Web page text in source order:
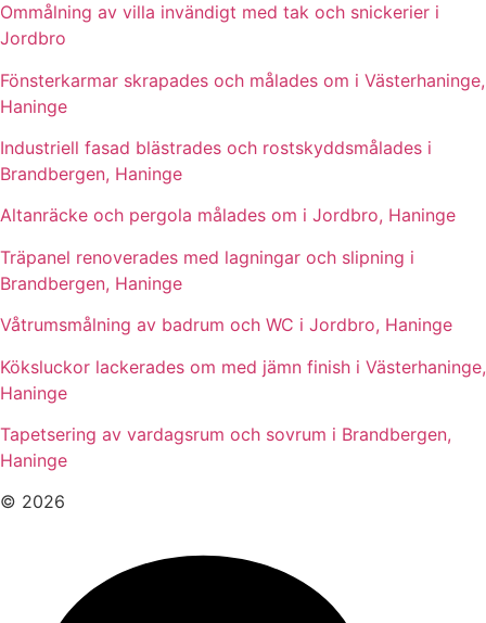
Ommålning av villa invändigt med tak och snickerier i
Jordbro
Fönsterkarmar skrapades och målades om i Västerhaninge,
Haninge
Industriell fasad blästrades och rostskyddsmålades i
Brandbergen, Haninge
Altanräcke och pergola målades om i Jordbro, Haninge
Träpanel renoverades med lagningar och slipning i
Brandbergen, Haninge
Våtrumsmålning av badrum och WC i Jordbro, Haninge
Köksluckor lackerades om med jämn finish i Västerhaninge,
Haninge
Tapetsering av vardagsrum och sovrum i Brandbergen,
Haninge
© 2026